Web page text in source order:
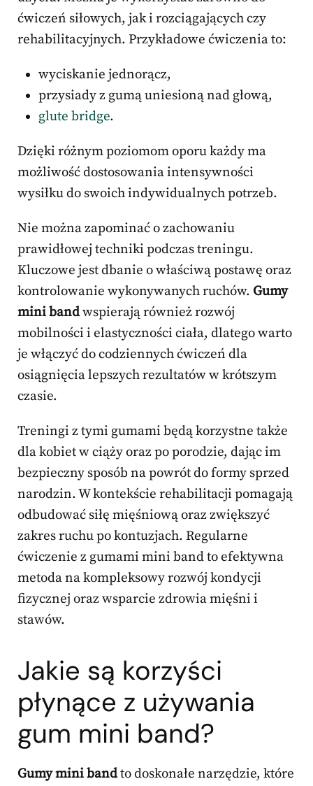
ćwiczeń siłowych, jak i rozciągających czy
rehabilitacyjnych. Przykładowe ćwiczenia to:
wyciskanie jednorącz,
przysiady z gumą uniesioną nad głową,
glute bridge.
Dzięki różnym poziomom oporu każdy ma
możliwość dostosowania intensywności
wysiłku do swoich indywidualnych potrzeb.
Nie można zapominać o zachowaniu
prawidłowej techniki podczas treningu.
Kluczowe jest dbanie o właściwą postawę oraz
kontrolowanie wykonywanych ruchów. Gumy
mini bandwspierają również rozwój
mobilności i elastyczności ciała, dlatego warto
je włączyć do codziennych ćwiczeń dla
osiągnięcia lepszych rezultatów w krótszym
czasie.
Treningi z tymi gumami będą korzystne także
dla kobiet w ciąży oraz po porodzie, dając im
bezpieczny sposób na powrót do formy sprzed
narodzin. W kontekście rehabilitacji pomagają
odbudować siłę mięśniową oraz zwiększyć
zakres ruchu po kontuzjach. Regularne
ćwiczenie z gumami mini band to efektywna
metoda na kompleksowy rozwój kondycji
fizycznej oraz wsparcie zdrowia mięśni i
stawów.
Jakie są korzyści
płynące z używania
gum mini band?
Gumy mini bandto doskonałe narzędzie, które